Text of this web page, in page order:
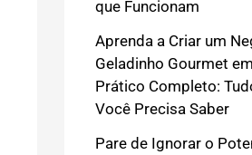
que Funcionam
Aprenda a Criar um
Geladinho Gourmet
Prático Completo:
Você Precisa Saber
Pare de Ignorar o